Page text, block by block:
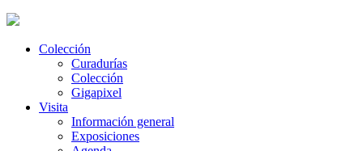
Colección
Curadurías
Colección
Gigapixel
Visita
Información general
Exposiciones